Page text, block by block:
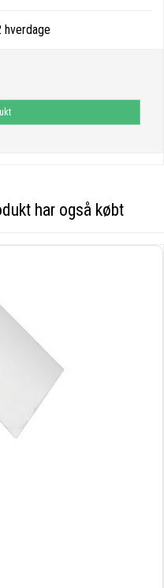
hverdage
har også købt